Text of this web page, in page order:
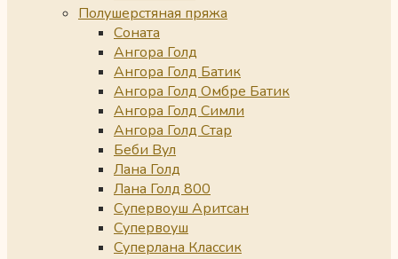
Полушерстяная пряжа
Соната
Ангора Голд
Ангора Голд Батик
Ангора Голд Омбре Батик
Ангора Голд Симли
Ангора Голд Стар
Беби Вул
Лана Голд
Лана Голд 800
Супервоуш Аритсан
Супервоуш
Суперлана Классик